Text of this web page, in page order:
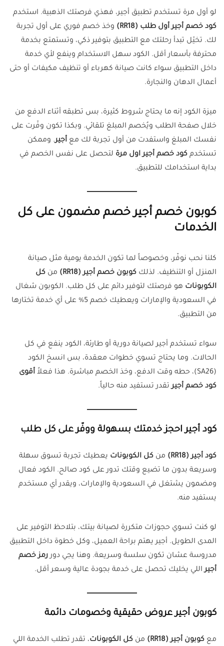
لو أول مرة تستخدم تطبيق أجير، فهذي فرصتك الذهبية. استخدم
كود خصم أجير أول طلب (RR18)
وخذ خصم فوري على أول تجربة
لك. تخيّل تبدأ رحلتك مع التطبيق بتوفير ذكي، وتستمتع بخدمة
محترفة بأسعار أقل. الكود سهل الاستخدام وينفع لأي خدمة
داخل التطبيق سواء كانت صيانة كهرباء أو تنظيف مكيفات أو حتى
أعمال الدهان والنجارة.
ميزة الكود إنه ما يحتاج شروط كثيرة، بس تطبقه أثناء الدفع من
خلال صفحة الطلب ويُخصم المبلغ تلقائي. وبكذا تكون وفّرت على
نفسك المبلغ واستفدت من أول تجربة لك مع أجير. وممكن
تستخدم كود خصم أجير اول مرة لتحصل على نفس الخصم في
بداية استخدامك للتطبيق.
كوبون خصم أجير خصم مضمون على كل
الخدمات
كلنا نحب نوفّر، وخصوصاً لما تكون الخدمة يومية مثل صيانة
المنزل أو التنظيف. لذلك كوبون خصم أجير (RR18) من كل
الكوبونات هو فرصتك لتوفير دائم على كل طلب. الكوبون شغال
في السعودية والإمارات ويعطيك خصم 5% على أي خدمة تختارها
من التطبيق.
سواء تستخدم أجير لصيانة دورية أو طارئة، الكود ينفع في كل
الحالات. وما يحتاج تسوي خطوات معقدة، بس انسخ الكود
(SA26)، حطه وقت الدفع، وخذ الخصم مباشرة. هذا فعلاً
أقوى
كود خصم أجيرتقدر تستفيد منه حالياً.
كود أجير احجز خدمتك بسهولة ووفّر على كل طلب
كود أجير (RR18) من كل الكوبونات يعطيك تجربة تسوق سهلة
وسريعة بدون ما تضيع وقتك تدور على كود صالح. الكود فعال
ومضمون يشتغل في السعودية والإمارات، ويقدر أي مستخدم
يستفيد منه.
لو كنت تسوي حجوزات متكررة لصيانة بيتك، بتلاحظ التوفير على
المدى الطويل. أجير يهتم براحة العميل، وكل خطوة داخل التطبيق
مدروسة عشان تكون سلسة وسريعة. وهنا يجي دوررمز خصم
أجيراللي يخليك تحصل على خدمة بجودة عالية وسعر أقل.
كوبون أجير عروض حقيقية وخصومات دائمة
مع كوبون أجير (RR18) من كل الكوبونات، تقدر تطلب الخدمة اللي